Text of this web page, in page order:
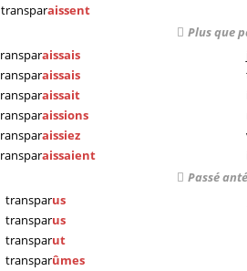
transparaissent
aissais
aissais
aissait
aissions
aissiez
aissaient
Plus que
transparus
transparus
transparut
transparûmes
Passé